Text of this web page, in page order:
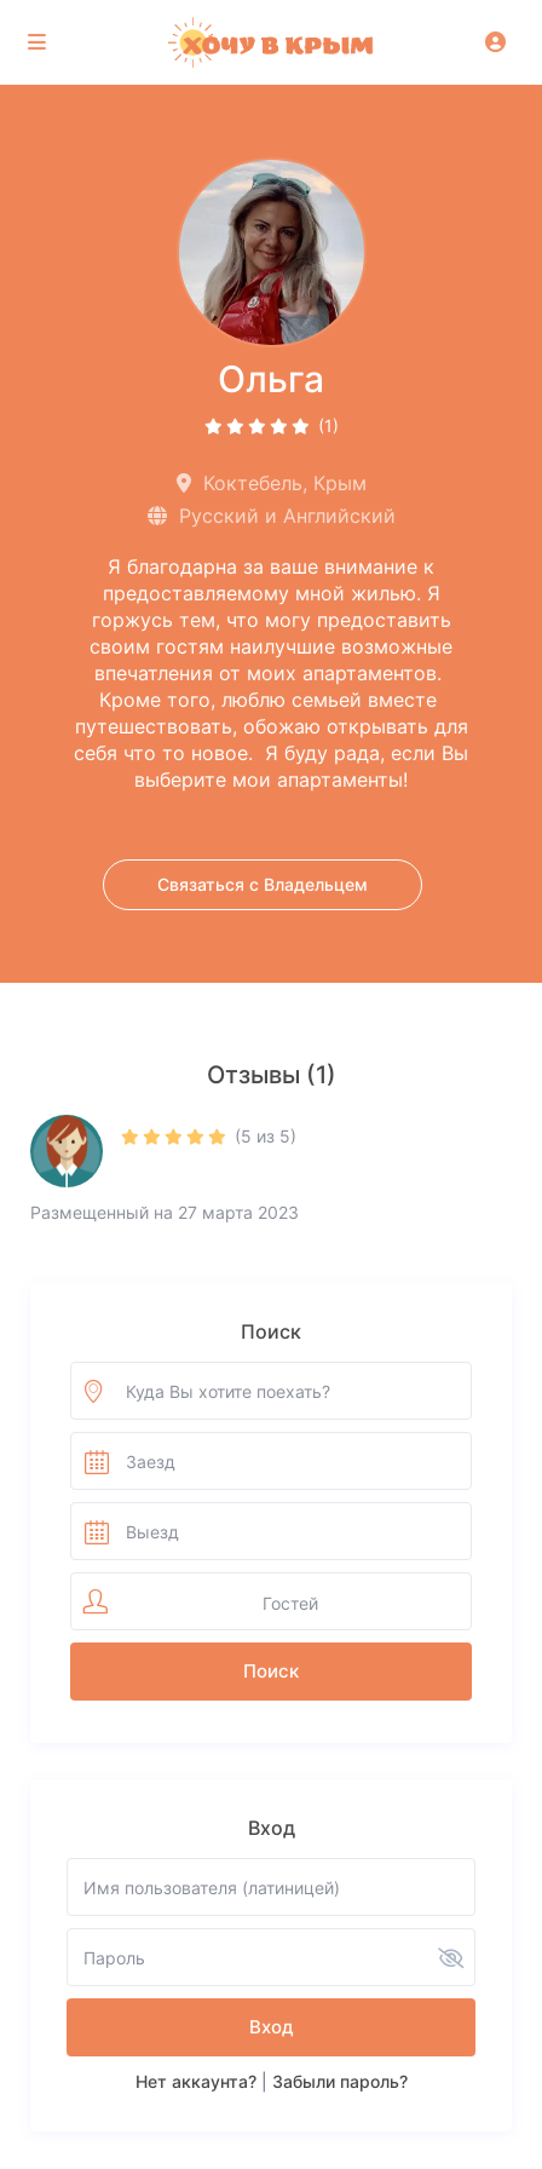
Ольга
(1)
Коктебель, Крым
Русский и Английский
Я благодарна за ваше внимание к
предоставляемому мной жилью. Я
горжусь тем, что могу предоставить
своим гостям наилучшие возможные
впечатления от моих апартаментов.
Кроме того, люблю семьей вместе
путешествовать, обожаю открывать для
себя что то новое. Я буду рада, если Вы
выберите мои апартаменты!
Связаться с Владельцем
Отзывы (1)
(5 из 5)
Размещенный на 27 марта 2023
Поиск
Гостей
Вход
Вход
Нет аккаунта?| Забыли пароль?